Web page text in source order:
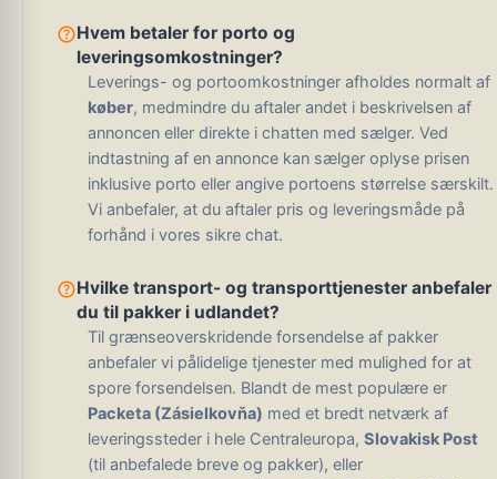
help_outlineHvem betaler for porto og
leveringsomkostninger?
Leverings- og portoomkostninger afholdes normalt af
køber, medmindre du aftaler andet i beskrivelsen af ​​
annoncen eller direkte i chatten med sælger. Ved
indtastning af en annonce kan sælger oplyse prisen
inklusive porto eller angive portoens størrelse særskilt.
Vi anbefaler, at du aftaler pris og leveringsmåde på
forhånd i vores sikre chat.
help_outlineHvilke transport- og transporttjenester anbefaler
du til pakker i udlandet?
Til grænseoverskridende forsendelse af pakker
anbefaler vi pålidelige tjenester med mulighed for at
spore forsendelsen. Blandt de mest populære er
Packeta (Zásielkovňa) med et bredt netværk af
leveringssteder i hele Centraleuropa, Slovakisk Post
(til anbefalede breve og pakker), eller